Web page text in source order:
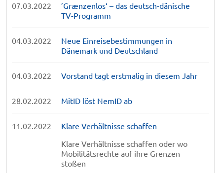
07.03.2022
’Grænzenlos‘ – das deutsch-dänische
TV-Programm
04.03.2022
Neue Einreisebestimmungen in
Dänemark und Deutschland
04.03.2022 Vorstand tagt erstmalig in diesem Jahr
28.02.2022 MitID löst NemID ab
11.02.2022
Klare Verhältnisse schaffen
Klare Verhältnisse schaffen oder wo
Mobilitätsrechte auf ihre Grenzen
stoßen